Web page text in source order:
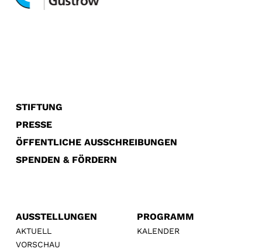
STIFTUNG
PRESSE
ÖFFENTLICHE AUSSCHREIBUNGEN
SPENDEN & FÖRDERN
AUSSTELLUNGEN
AKTUELL
VORSCHAU
PROGRAMM
KALENDER